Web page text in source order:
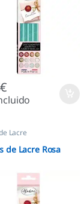
€
Lacre
de Lacre Rosa